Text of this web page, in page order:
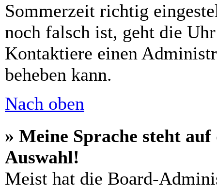
Sommerzeit richtig
noch falsch ist, geht die
Kontaktiere einen
beheben kann.
Nach oben
» Meine Sprache steht
Auswahl!
Meist hat die Board-